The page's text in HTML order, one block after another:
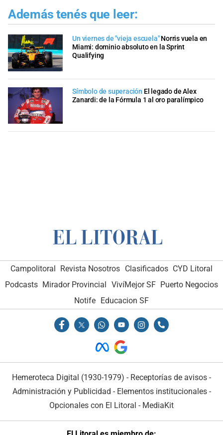
Además tenés que leer:
​Un viernes de "vieja escuela" Norris vuela en
Miami: dominio absoluto en la Sprint
Qualifying
Símbolo de superación El legado de Alex
Zanardi: de la Fórmula 1 al oro paralímpico
Campolitoral Revista Nosotros Clasificados CYD Litoral
Podcasts Mirador Provincial VivíMejor SF Puerto Negocios
Notife Educacion SF
Hemeroteca Digital (1930-1979) - Receptorías de avisos -
Administración y Publicidad - Elementos institucionales-
Opcionales con El Litoral - MediaKit